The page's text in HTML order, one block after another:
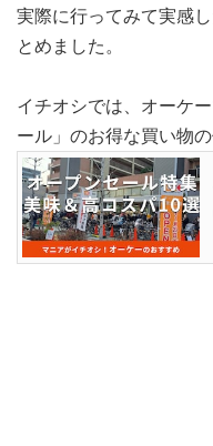
実際に行ってみて実感
とめました。
イチオシでは、オーケ
ール」のお得な買い物